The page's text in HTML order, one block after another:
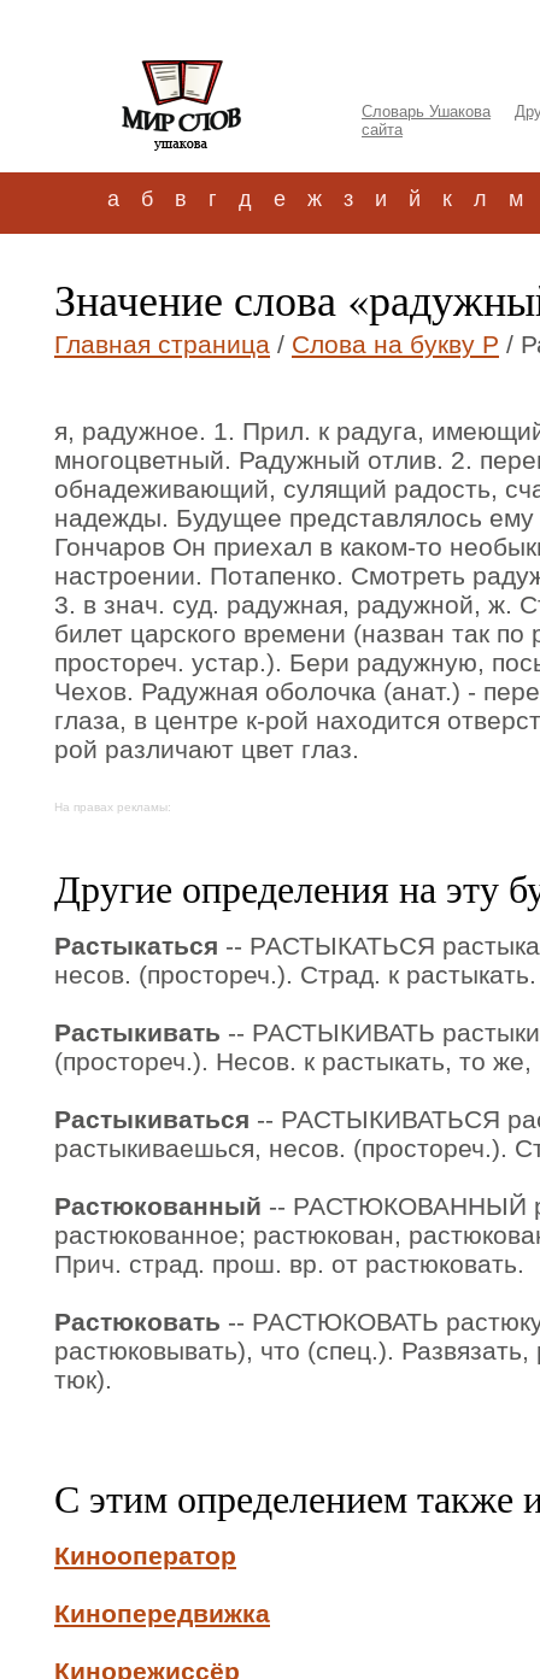
Словарь Ушакова
сайта
а б в г д е ж з и й к л м
Значение слова
Главная страница / Слова на букву Р /
я, радужное. 1. Прил. к радуга,
многоцветный. Радужный отлив. 2.
обнадеживающий, сулящий радость,
надежды. Будущее представлялось
Гончаров Он приехал в каком-то
настроении. Потапенко. Смотреть
3. в знач. суд. радужная, радужной, ж.
билет царского времени (назван так по
простореч. устар.). Бери радужную,
Чехов. Радужная оболочка (анат.) -
глаза, в центре к-рой находится
рой различают цвет глаз.
На правах рекламы:
Другие определения на эту
Растыкаться -- РАСТЫКАТЬСЯ
несов. (простореч.). Страд. к растыкать.
Растыкивать -- РАСТЫКИВАТЬ
(простореч.). Несов. к растыкать, то же,
Растыкиваться -- РАСТЫКИВАТЬСЯ
растыкиваешься, несов. (простореч.).
Растюкованный -- РАСТЮКОВАННЫЙ
растюкованное; растюкован,
Прич. страд. прош. вр. от растюковать.
Растюковать -- РАСТЮКОВАТЬ
растюковывать), что (спец.). Развязать,
тюк).
С этим определением также
Кинооператор
Кинопередвижка
Кинорежиссёр